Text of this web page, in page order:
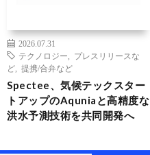
2026.07.31
テクノロジー
プレスリリースな
ど
提携/合弁など
Spectee、気候テックスター
トアップのAquniaと高精度な
洪水予測技術を共同開発へ